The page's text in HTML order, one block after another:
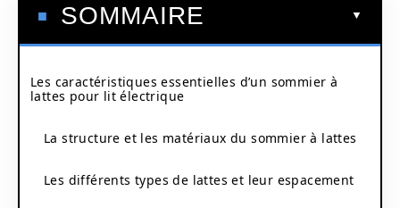
SOMMAIRE
Les caractéristiques essentielles d’un sommier à
lattes pour lit électrique
La structure et les matériaux du sommier à lattes
Les différents types de lattes et leur espacement